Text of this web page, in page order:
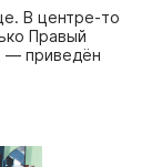
В центре-то
Правый
— приведён